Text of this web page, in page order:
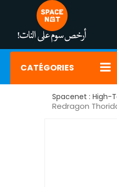
CATÉGORIES
Spacenet : High-
Redragon